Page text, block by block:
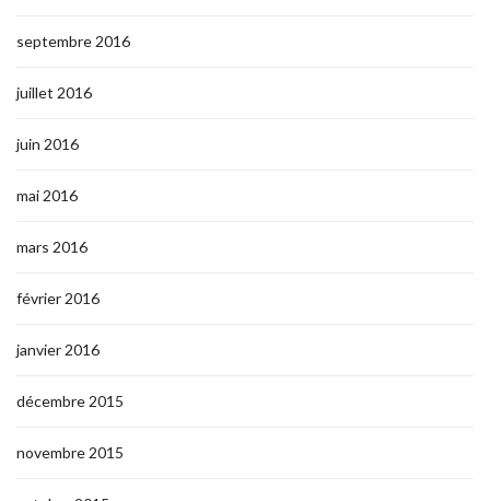
septembre 2016
juillet 2016
juin 2016
mai 2016
mars 2016
février 2016
janvier 2016
décembre 2015
novembre 2015